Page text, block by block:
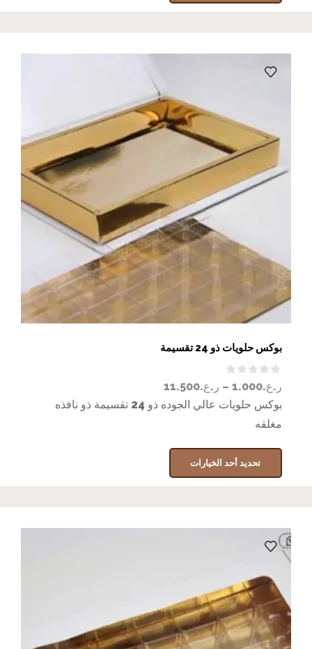
بوكس حلويات ذو 24 تقسيمة
ر.ع.1.000
– ر.ع.11.500
بوكس حلويات عالي الجوده ذو 24 تقسيمة ذو نافذه
مغلقه
تحديد أحد الخيارات